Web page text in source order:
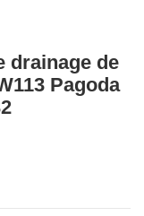
drainage de
Pagoda